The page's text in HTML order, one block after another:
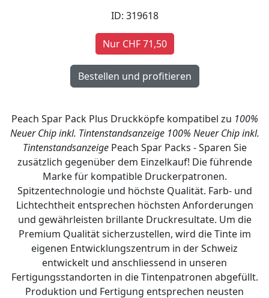
ID: 319618
Nur CHF 71,50
Peach Spar Pack Plus Druckköpfe kompatibel zu 100%
Neuer Chip inkl. Tintenstandsanzeige 100% Neuer Chip inkl.
TintenstandsanzeigePeach Spar Packs - Sparen Sie
zusätzlich gegenüber dem Einzelkauf! Die führende
Marke für kompatible Druckerpatronen.
Spitzentechnologie und höchste Qualität. Farb- und
Lichtechtheit entsprechen höchsten Anforderungen
und gewährleisten brillante Druckresultate. Um die
Premium Qualität sicherzustellen, wird die Tinte im
eigenen Entwicklungszentrum in der Schweiz
entwickelt und anschliessend in unseren
Fertigungsstandorten in die Tintenpatronen abgefüllt.
Produktion und Fertigung entsprechen neusten